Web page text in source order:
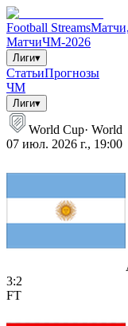
Football Streams
МатчиЧМ-2026
Лиги▾
СтатьиПрогнозы
ЧМ
Лиги▾
World Cup· World
07 июл. 2026 г., 19:00
3:2
FT